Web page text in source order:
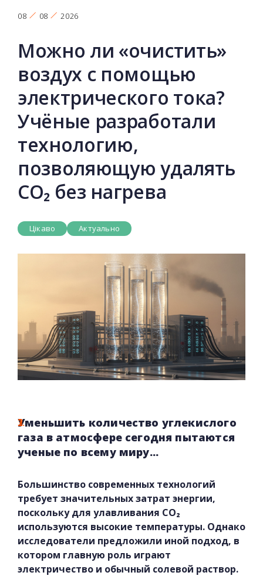
08 08 2026
Можно ли «очистить»
воздух с помощью
электрического тока?
Учёные разработали
технологию,
позволяющую удалять
CO₂ без нагрева
Цікаво Актуально
Уменьшить количество углекислого
газа в атмосфере сегодня пытаются
ученые по всему миру...
Большинство современных технологий
требует значительных затрат энергии,
поскольку для улавливания CO₂
используются высокие температуры. Однако
исследователи предложили иной подход, в
котором главную роль играют
электричество и обычный солевой раствор.